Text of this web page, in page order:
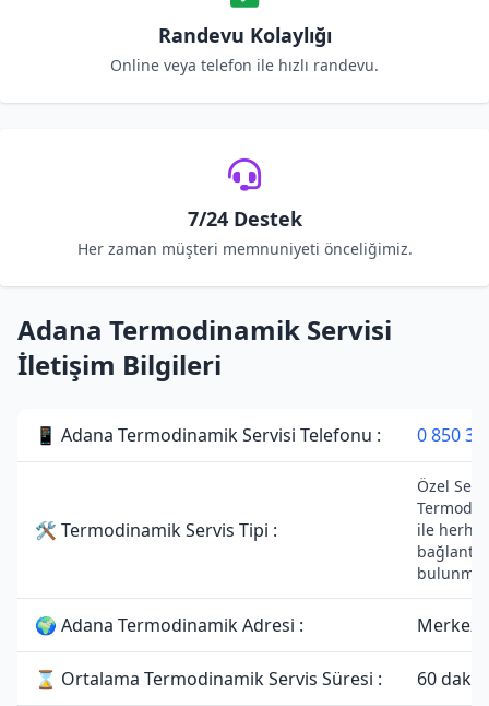
Randevu Kolaylığı
Online veya telefon ile hızlı randevu.
7/24 Destek
Her zaman müşteri memnuniyeti önceliğimiz.
Adana Termodinamik Servisi
İletişim Bilgileri
📱 Adana Termodinamik Servisi Telefonu : 0 850
🛠 Termodinamik Servis Tipi :
Özel
ile
bağlantısı
🌍 Adana Termodinamik Adresi : Merkez,
⌛ Ortalama Termodinamik Servis Süresi : 60